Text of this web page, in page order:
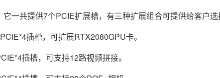
一共提供7个PCIE扩展槽，有三种扩展组合可提供给客户
插槽，可扩展RTX2080GPU卡。
插槽，可支持12路视频拼接。